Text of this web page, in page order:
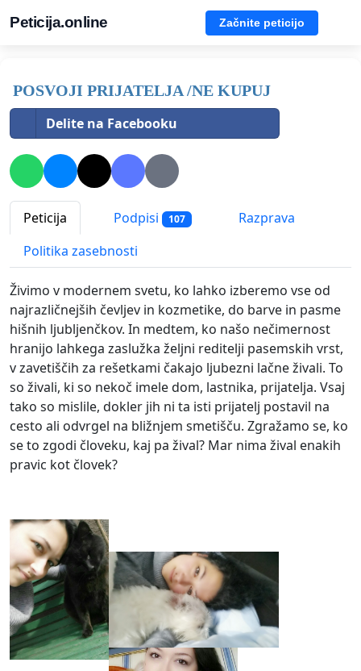
Peticija.online Začnite peticijo
POSVOJI PRIJATELJA /NE KUPUJ
Delite na Facebooku
Peticija Podpisi 107
Razprava
Politika zasebnosti
Živimo v modernem svetu, ko lahko izberemo vse od
najrazličnejših čevljev in kozmetike, do barve in pasme
hišnih ljubljenčkov. In medtem, ko našo nečimernost
hranijo lahkega zaslužka željni reditelji pasemskih vrst,
v zavetiščih za rešetkami čakajo ljubezni lačne živali. To
so živali, ki so nekoč imele dom, lastnika, prijatelja. Vsaj
tako so mislile, dokler jih ni ta isti prijatelj postavil na
cesto ali odvrgel na bližnjem smetišču. Zgražamo se, ko
se to zgodi človeku, kaj pa žival? Mar nima žival enakih
pravic kot človek?